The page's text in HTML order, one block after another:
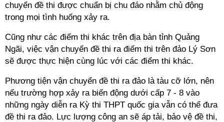
chuyển đề thi được chuẩn bị chu đáo nhằm chủ động
trong mọi tình huống xảy ra.
Cũng như các điểm thi khác trên địa bàn tỉnh Quảng
Ngãi, việc vận chuyển đề thi ra điểm thi trên đảo Lý Sơn
sẽ được thực hiện cùng lúc với các điểm thi khác.
Phương tiện vận chuyển đề thi ra đảo là tàu cỡ lớn, nên
nếu trường hợp xảy ra biển động dưới cấp 7 - 8 vào
những ngày diễn ra Kỳ thi THPT quốc gia vẫn có thể đưa
đề thi ra đảo. Lực lượng công an sẽ áp tải, bảo vệ đề thi,